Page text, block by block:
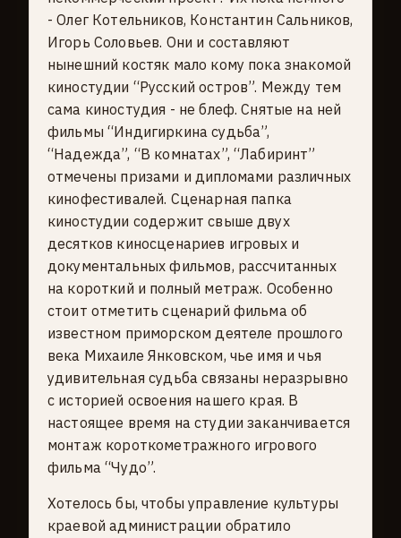
- Олег Котельников, Константин Сальников,
Игорь Соловьев. Они и составляют
нынешний костяк мало кому пока знакомой
киностудии “Русский остров”. Между тем
сама киностудия - не блеф. Снятые на ней
фильмы “Индигиркина судьба”,
“Надежда”, “В комнатах”, “Лабиринт”
отмечены призами и дипломами различных
кинофестивалей. Сценарная папка
киностудии содержит свыше двух
десятков киносценариев игровых и
документальных фильмов, рассчитанных
на короткий и полный метраж. Особенно
стоит отметить сценарий фильма об
известном приморском деятеле прошлого
века Михаиле Янковском, чье имя и чья
удивительная судьба связаны неразрывно
с историей освоения нашего края. В
настоящее время на студии заканчивается
монтаж короткометражного игрового
фильма “Чудо”.
Хотелось бы, чтобы управление культуры
краевой администрации обратило